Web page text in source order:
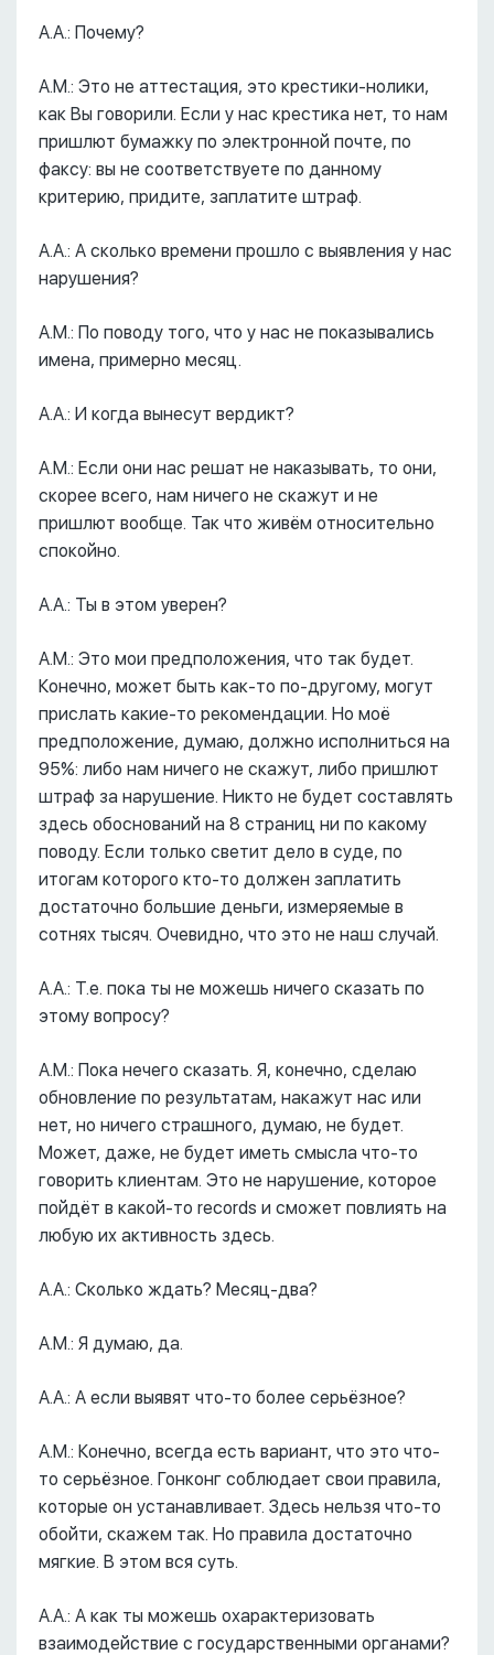
А.А.: Почему?
А.М.: Это не аттестация, это крестики-нолики,
как Вы говорили. Если у нас крестика нет, то нам
пришлют бумажку по электронной почте, по
факсу: вы не соответствуете по данному
критерию, придите, заплатите штраф.
А.А.: А сколько времени прошло с выявления у нас
нарушения?
А.М.: По поводу того, что у нас не показывались
имена, примерно месяц.
А.А.: И когда вынесут вердикт?
А.М.: Если они нас решат не наказывать, то они,
скорее всего, нам ничего не скажут и не
пришлют вообще. Так что живём относительно
спокойно.
А.А.: Ты в этом уверен?
А.М.: Это мои предположения, что так будет.
Конечно, может быть как-то по-другому, могут
прислать какие-то рекомендации. Но моё
предположение, думаю, должно исполниться на
95%: либо нам ничего не скажут, либо пришлют
штраф за нарушение. Никто не будет составлять
здесь обоснований на 8 страниц ни по какому
поводу. Если только светит дело в суде, по
итогам которого кто-то должен заплатить
достаточно большие деньги, измеряемые в
сотнях тысяч. Очевидно, что это не наш случай.
А.А.: Т.е. пока ты не можешь ничего сказать по
этому вопросу?
А.М.: Пока нечего сказать. Я, конечно, сделаю
обновление по результатам, накажут нас или
нет, но ничего страшного, думаю, не будет.
Может, даже, не будет иметь смысла что-то
говорить клиентам. Это не нарушение, которое
пойдёт в какой-то records и сможет повлиять на
любую их активность здесь.
А.А.: Сколько ждать? Месяц-два?
А.М.: Я думаю, да.
А.А.: А если выявят что-то более серьёзное?
А.М.: Конечно, всегда есть вариант, что это что-
то серьёзное. Гонконг соблюдает свои правила,
которые он устанавливает. Здесь нельзя что-то
обойти, скажем так. Но правила достаточно
мягкие. В этом вся суть.
А.А.: А как ты можешь охарактеризовать
взаимодействие с государственными органами?